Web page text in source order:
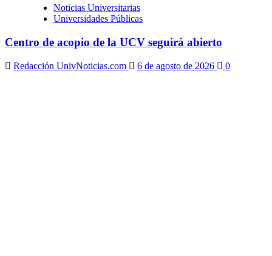
Noticias Universitarias
Universidades Públicas
Centro de acopio de la UCV seguirá abierto
Redacción UnivNoticias.com 6 de agosto de 2026 0